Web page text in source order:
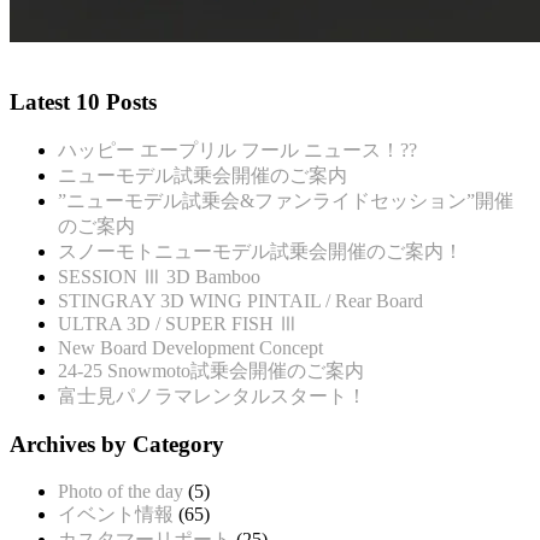
Latest 10 Posts
ハッピー エープリル フール ニュース！??
ニューモデル試乗会開催のご案内
”ニューモデル試乗会&ファンライドセッション”開催
のご案内
スノーモトニューモデル試乗会開催のご案内！
SESSION Ⅲ 3D Bamboo
STINGRAY 3D WING PINTAIL / Rear Board
ULTRA 3D / SUPER FISH Ⅲ
New Board Development Concept
24-25 Snowmoto試乗会開催のご案内
富士見パノラマレンタルスタート！
Archives by Category
Photo of the day (5)
イベント情報 (65)